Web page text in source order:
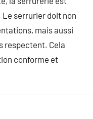
serrurier doit non
mais aussi
respectent. Cela
conforme et